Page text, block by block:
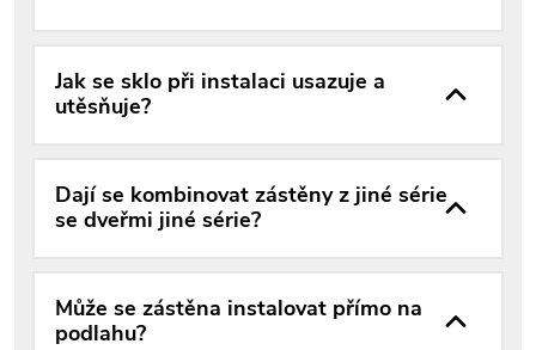
Jak se sklo při instalaci usazuje a
utěsňuje?
Dají se kombinovat zástěny z jiné série
se dveřmi jiné série?
Může se zástěna instalovat přímo na
podlahu?